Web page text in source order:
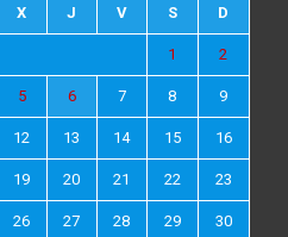
X J V S D
1 2
5 6 7 8 9
12 13 14 15 16
19 20 21 22 23
26 27 28 29 30